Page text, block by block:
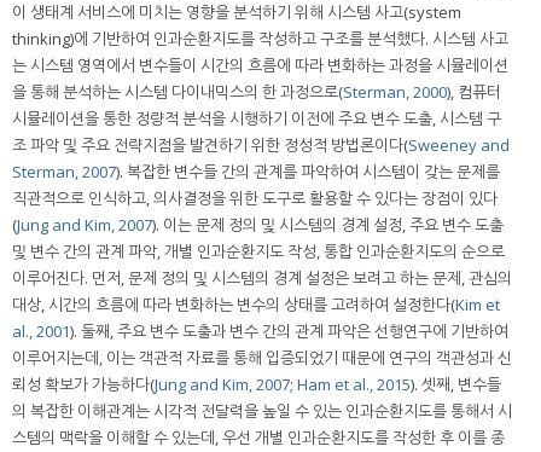
이 생태계 서비스에 미치는 영향을 분석하기 위해 시스템 사고(system
thinking)에 기반하여 인과순환지도를 작성하고 구조를 분석했다. 시스템 사고
는 시스템 영역에서 변수들이 시간의 흐름에 따라 변화하는 과정을 시뮬레이션
을 통해 분석하는 시스템 다이내믹스의 한 과정으로(Sterman, 2000), 컴퓨터
시뮬레이션을 통한 정량적 분석을 시행하기 이전에 주요 변수 도출, 시스템 구
조 파악 및 주요 전략지점을 발견하기 위한 정성적 방법론이다(Sweeney and
Sterman, 2007). 복잡한 변수들 간의 관계를 파악하여 시스템이 갖는 문제를
직관적으로 인식하고, 의사결정을 위한 도구로 활용할 수 있다는 장점이 있다
(Jung and Kim, 2007). 이는 문제 정의 및 시스템의 경계 설정, 주요 변수 도출
및 변수 간의 관계 파악, 개별 인과순환지도 작성, 통합 인과순환지도의 순으로
이루어진다. 먼저, 문제 정의 및 시스템의 경계 설정은 보려고 하는 문제, 관심의
대상, 시간의 흐름에 따라 변화하는 변수의 상태를 고려하여 설정한다(Kim et
al., 2001). 둘째, 주요 변수 도출과 변수 간의 관계 파악은 선행연구에 기반하여
이루어지는데, 이는 객관적 자료를 통해 입증되었기 때문에 연구의 객관성과 신
뢰성 확보가 가능하다(Jung and Kim, 2007; Ham et al., 2015). 셋째, 변수들
의 복잡한 이해관계는 시각적 전달력을 높일 수 있는 인과순환지도를 통해서 시
스템의 맥락을 이해할 수 있는데, 우선 개별 인과순환지도를 작성한 후 이를 종